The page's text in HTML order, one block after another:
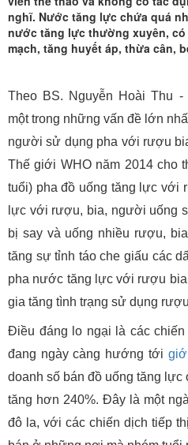
khỏe
nghĩ. Nước tăng lực chứa quá
nước tăng lực thường xuyên,
mạch, tăng huyết áp, thừa cân,
Theo BS. Nguyễn Hoài Thu
một trong những vấn đề lớn
người sử dụng pha với rượu
Thế giới WHO năm 2014 cho
tuổi) pha đồ uống tăng lực với
lực với rượu, bia, người uống
bị say và uống nhiều rượu,
tăng sự tỉnh táo che giấu các
pha nước tăng lực với rượu
gia tăng tình trạng sử dụng
Điều đáng lo ngại là các
đang ngày càng hướng tới
doanh số bán đồ uống tăng lực
tăng hơn 240%. Đây là một
đô la, với các chiến dịch tiếp